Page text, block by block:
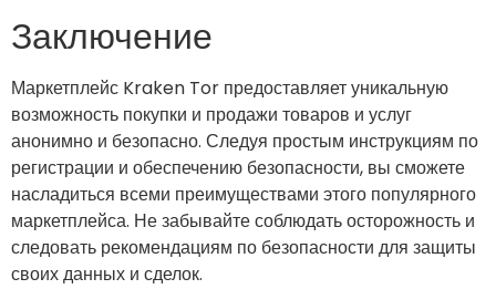
Заключение
Маркетплейс Kraken Tor предоставляет уникальную
возможность покупки и продажи товаров и услуг
анонимно и безопасно. Следуя простым инструкциям по
регистрации и обеспечению безопасности, вы сможете
насладиться всеми преимуществами этого популярного
маркетплейса. Не забывайте соблюдать осторожность и
следовать рекомендациям по безопасности для защиты
своих данных и сделок.